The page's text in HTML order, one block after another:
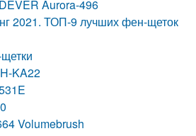
Aurora-496
2021. ТОП-9 лучших фен-щеток
KA22
Volumebrush